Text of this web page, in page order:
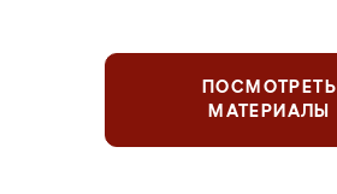
ПОСМОТРЕТЬ
МАТЕРИАЛЫ